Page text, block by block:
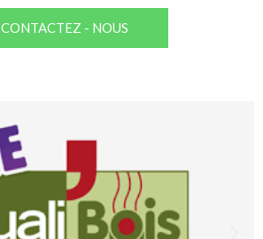
CONTACTEZ - NOUS